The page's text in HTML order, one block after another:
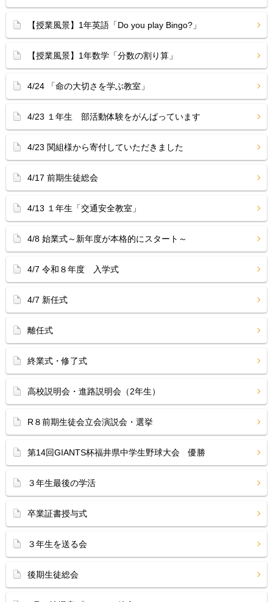
【授業風景】1年英語「Do you play Bingo?」
【授業風景】1年数学「分数の割り算」
4/24 「命の大切さを学ぶ教室」
4/23 １年生 部活動体験をがんばっています
4/23 関組様から寄付していただきました
4/17 前期生徒総会
4/13 １年生「交通安全教室」
4/8 始業式～新年度が本格的にスタート～
4/7 令和８年度 入学式
4/7 新任式
離任式
終業式・修了式
高校説明会・進路説明会（2年生）
R８前期生徒会立会演説会・選挙
第14回GIANTS杯福井県中学生野球大会 優勝
３年生最後の学活
卒業証書授与式
３年生を送る会
後期生徒総会